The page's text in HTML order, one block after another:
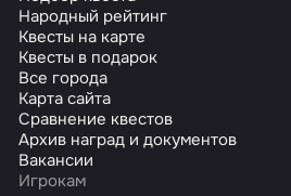
Народный рейтинг
Квесты на карте
Квесты в подарок
Все города
Карта сайта
Сравнение квестов
Архив наград и документов
Вакансии
Игрокам